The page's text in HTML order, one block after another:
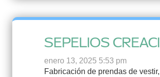
SEPELIOS
enero 13, 2025 5:53 pm
Fabricación de prendas de